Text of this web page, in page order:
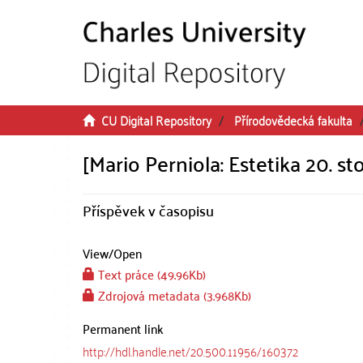
CU Digital Repository Přírodovědecká fakulta
[Mario Perniola: Estetika 20.
Příspěvek v časopisu
View/Open
Text práce (49.96Kb)
Zdrojová metadata (3.968Kb)
Permanent link
http://hdl.handle.net/20.500.11956/160372